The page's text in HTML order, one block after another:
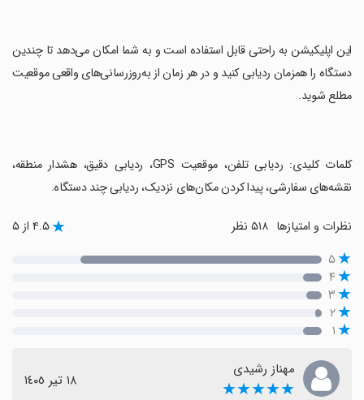
‏این اپلیکیشن به راحتی قابل استفاده است و به شما امکان می‌دهد تا چندین
دستگاه را همزمان ردیابی کنید و در هر زمان از به‌روزرسانی‌های واقعی موقعیت
مطلع شوید.
‏کلمات کلیدی: ردیابی تلفن، موقعیت GPS، ردیابی دقیق، هشدار منطقه،
نقشه‌های سفارشی، پیدا کردن مکان‌های نزدیک، ردیابی چند دستگاه.
نظرات و امتیازها ۴.۵ از ۵
۵
۴
۳
۲
۱
مهناز رشیدی
★★★★★ ١٨ تیر ١٤٠٥